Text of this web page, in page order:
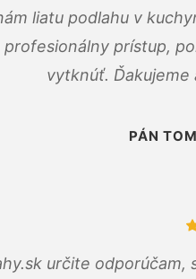
liatu podlahu v
profesionálny prístup,
vytknúť. Ďakujeme
PÁN
určite odporúčam,